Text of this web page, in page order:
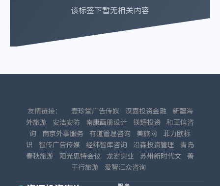
该标签下暂无相关内容
友情链接： 壹珍堂广告传媒 汉嘉投资金融
新疆海
外旅游
安洁安防 南康画册设计 镁辉投资 和正信咨
询
南京外事服务 有道管理咨询 美旅网
菲力欧标
识
智传广告传媒 经纬智库咨询 沿森投资管理
青岛
春秋旅游
阳光思特会议 龙澍实业 苏州新时代文 善
于行旅游
爱智汇众咨询